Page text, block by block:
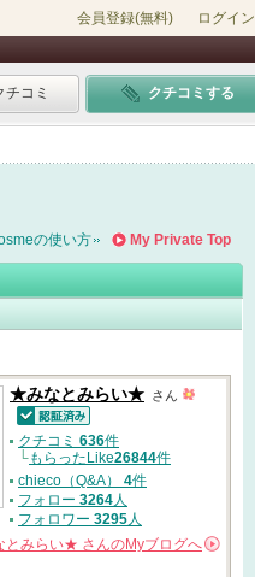
会員登録(無料) ログイン
チコミ クチコミする
My Private Top
の使い方
★みなとみらい★ さん
認証済
クチコミ 636件
└もらったLike26844件
chieco（Q&A） 4件
フォロー 3264人
フォロワー 3295人
とみらい★ さんのMyブログへ